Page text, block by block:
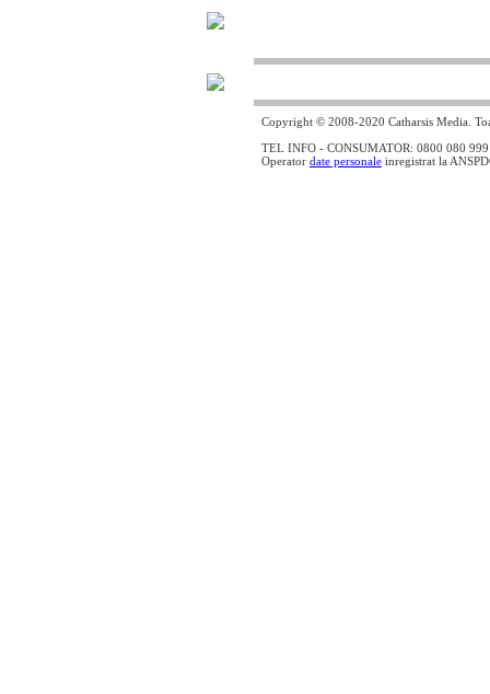
Copyright © 2008-2020 Catharsis Media.
TEL INFO - CONSUMATOR: 0800 080
Operator date personale inregistrat la